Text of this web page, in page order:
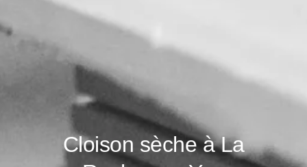
Cloison sèche à La